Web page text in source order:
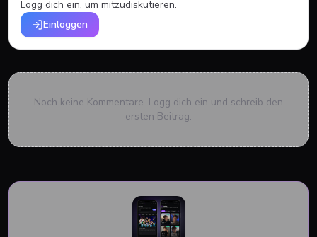
Logg dich ein, um mitzudiskutieren.
Einloggen
Noch keine Kommentare. Logg dich ein und schreib den
ersten Beitrag.